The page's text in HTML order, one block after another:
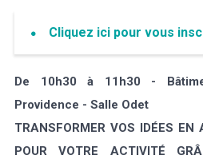
Cliquez ici pour vous
De 10h30 à 11h30 -
Providence - Salle Odet
TRANSFORMER VOS IDÉES EN
POUR VOTRE ACTIVITÉ